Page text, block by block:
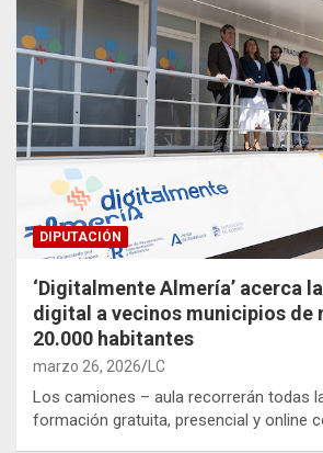
DIPUTACIÓN
‘Digitalmente Almería’ acerca
digital a vecinos municipios de
20.000 habitantes
marzo 26, 2026 LC
Los camiones – aula recorrerán todas
formación gratuita, presencial y online